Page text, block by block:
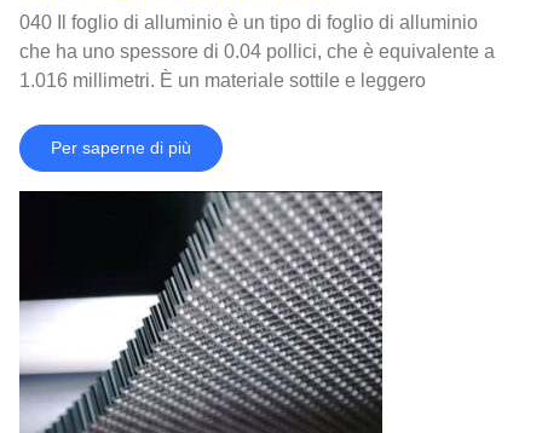
040 Il foglio di alluminio è un tipo di foglio di alluminio
che ha uno spessore di 0.04 pollici, che è equivalente a
1.016 millimetri. È un materiale sottile e leggero
Per saperne di più